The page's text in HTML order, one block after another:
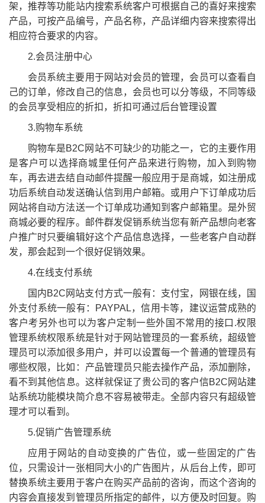
架，推荐等功能站内搜索系统客户可根据自己的喜好来搜索
产品，可按产品编号，产品名称，产品详细内容来搜索得出
相应符合要求的内容。
2.会员注册中心
会员系统主要用于网站对会员的管理，会员可以查看自
己的订单，修改自己的信息，会员也可以分等级，不同等级
的会员享受相应的折扣，折扣可通过后台管理设置
3.购物车系统
购物车是B2C网站不可缺少的功能之一，它的主要作用
是客户可以选择商城里任何产品来进行购物，加入到购物
车，再去进去结自动邮件提醒一般应用于是商城，如注册成
功后系统自动发送确认信到用户邮箱。或用户下订单成功后
网站将自动方法送一个订单成功通知到客户邮箱里。是外贸
商城必要的程序。邮件群发促销系统当您有新产品想向老客
户推广时只要编辑好这个产品信息选择，一些老客户自动群
发，那会起到一个很好促销效果。
4.在线支付系统
国内B2C网站支付方式一般有：支付宝，网银在线，国
外支付系统一般有：PAYPAL，信用卡等，建议运营成熟的
客户考另外也可以为客户定制一些外国不常用的接口.权限
管理系统权限系统是针对于网站管理员的一套系统，超级管
理员可以添加很多用户，并可以设置每一个普通的管理员有
哪些权限，比如：产品管理员只能去操作产品，添加删除，
看不到其他信息。这样就保证了贵公司的客户信B2C网站建
站系统功能模块简介息不容易被带走。全部内容只有超级管
理才可以看到。
5.促销广告管理系统
应用于网站的自动变换的广告位，或一些固定的广告
位，只需设计一张相同大小的广告图片，从后台上传，即可
替换系统主要用于客户在购买产品前的咨询，而这个咨询的
内容会直接发到管理员所指定的邮件，以方便及时回复。购